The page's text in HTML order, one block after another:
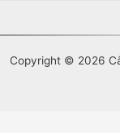
Copyright © 2026